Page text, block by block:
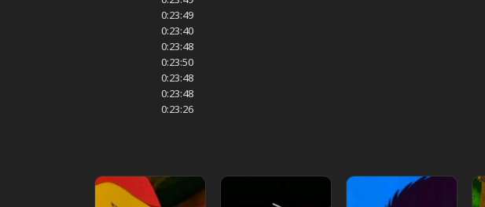
0:23:49
0:23:40
0:23:48
0:23:50
0:23:48
0:23:48
0:23:26